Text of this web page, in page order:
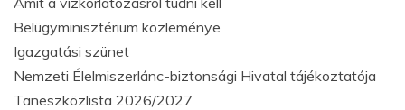
Belügyminisztérium közleménye
Igazgatási szünet
Nemzeti Élelmiszerlánc-biztonsági Hivatal tájékoztatója
Taneszközlista 2026/2027